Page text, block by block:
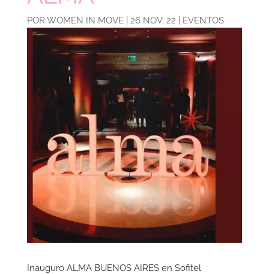
POR WOMEN IN MOVE| 26 NOV, 22 EVENTOS
Inauguro ALMA BUENOS AIRES en Sofitel